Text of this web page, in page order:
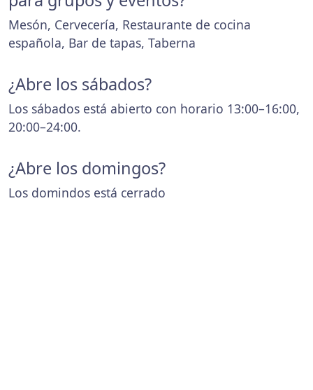
Mesón, Cervecería, Restaurante de cocina
española, Bar de tapas, Taberna
¿Abre los sábados?
Los sábados está abierto con horario 13:00–16:00,
20:00–24:00.
¿Abre los domingos?
Los domindos está cerrado